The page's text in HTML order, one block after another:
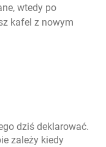
wtedy po
kafel z nowym
dziś deklarować.
zależy kiedy